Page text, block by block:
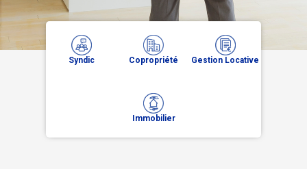
Syndic Copropriété Gestion Locative
Immobilier